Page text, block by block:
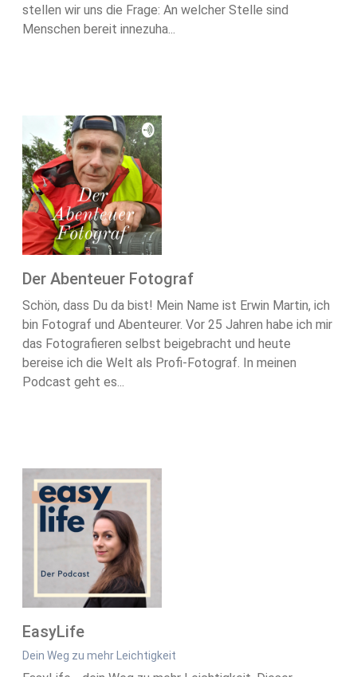
stellen wir uns die Frage: An welcher Stelle sind
Menschen bereit innezuha...
Der Abenteuer Fotograf
Schön, dass Du da bist! Mein Name ist Erwin Martin, ich
bin Fotograf und Abenteurer. Vor 25 Jahren habe ich mir
das Fotografieren selbst beigebracht und heute
bereise ich die Welt als Profi-Fotograf. In meinen
Podcast geht es...
EasyLife
Dein Weg zu mehr Leichtigkeit